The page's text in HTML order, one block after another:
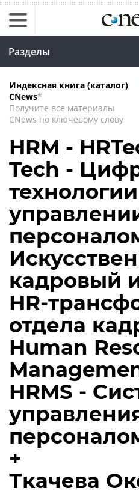
Разделы
Индексная книга (каталог)
CNews*
Получите все материалы
CNews по ключевому слову
HRM -
Tech -
кадровый
HR-
отдела
Human
HRMS -
+
Ткачева